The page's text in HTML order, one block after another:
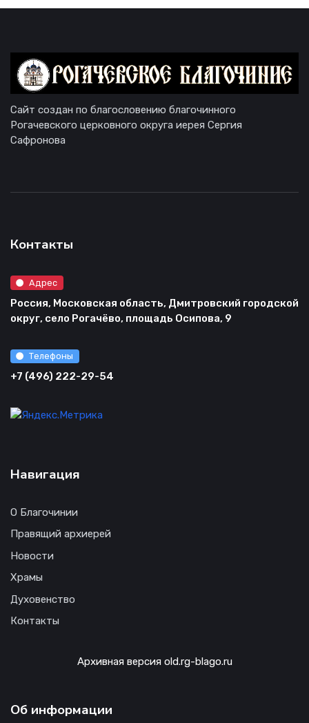
Сайт создан по благословению благочинного
Рогачевского церковного округа иерея Сергия
Сафронова
Контакты
Адрес
Россия, Московская область, Дмитровский городской
округ, село Рогачёво, площадь Осипова, 9
Телефоны
+7 (496) 222-29-54
Навигация
О Благочинии
Правящий архиерей
Новости
Храмы
Духовенство
Контакты
Архивная версия old.rg-blago.ru
Об информации